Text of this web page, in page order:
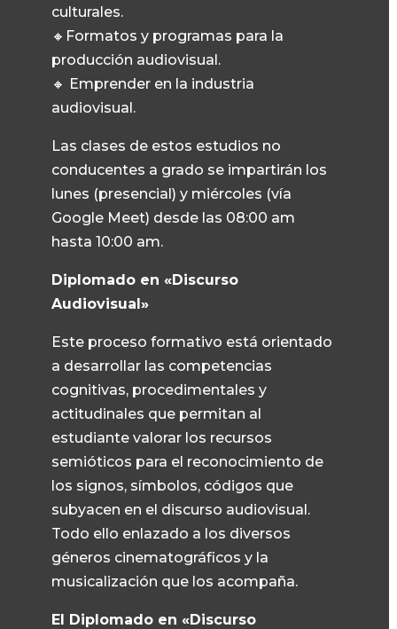
culturales.
🔸Formatos y programas para la
producción audiovisual.
🔸 Emprender en la industria
audiovisual.
Las clases de estos estudios no
conducentes a grado se impartirán los
lunes (presencial) y miércoles (vía
Google Meet) desde las 08:00 am
hasta 10:00 am.
Diplomado en «Discurso
Audiovisual»
Este proceso formativo está orientado
a desarrollar las competencias
cognitivas, procedimentales y
actitudinales que permitan al
estudiante valorar los recursos
semióticos para el reconocimiento de
los signos, símbolos, códigos que
subyacen en el discurso audiovisual.
Todo ello enlazado a los diversos
géneros cinematográficos y la
musicalización que los acompaña.
El Diplomado en «Discurso